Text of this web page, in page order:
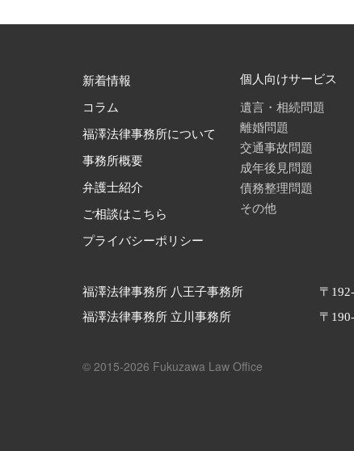
新着情報
コラム
福澤法律事務所について
事務所概要
弁護士紹介
ご相談はこちら
プライバシーポリシー
個人向けサービス
遺言・相続問題
離婚問題
交通事故問題
成年後見問題
債務整理問題
その他
福澤法律事務所 八王子事務所
〒
福澤法律事務所 立川事務所
〒
© 2015-2026 Fukuzawa Law Office